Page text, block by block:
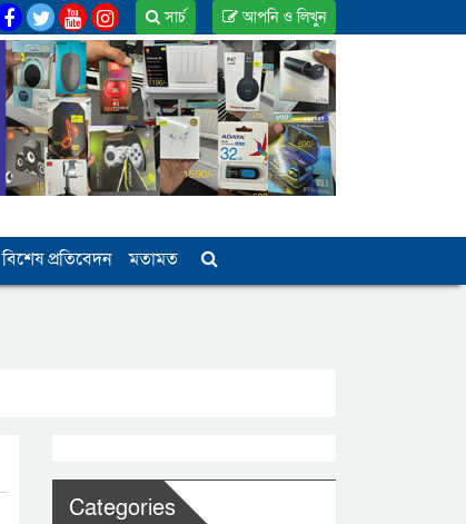
আপনি ও লিখুন
সার্চ
বিশেষ প্রতিবেদন মতামত
Categories